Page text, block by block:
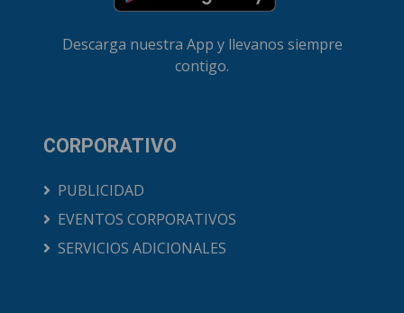
Descarga nuestra App y llevanos siempre
contigo.
CORPORATIVO
PUBLICIDAD
EVENTOS CORPORATIVOS
SERVICIOS ADICIONALES